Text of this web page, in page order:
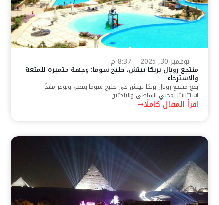
نوفمبر 30, 2025 8:37 م
منتجع رويال بريكا بيتش، خليج سوما: وجهة متميزة للمتعة
والاسترخاء
يقع منتجع رويال بريكا بيتش في خليج سوما بمصر، ويوفر ملاذًا
استثنائيًا لمحبي الشاطئ والباحثين
اقرأ المقال كاملًا